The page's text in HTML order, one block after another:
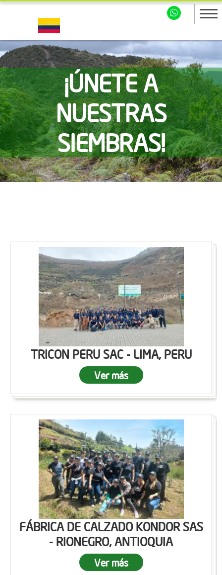
¡ÚNETE A
NUESTRAS
SIEMBRAS!
TRICON PERU SAC - LIMA, PERU
Ver más
FÁBRICA DE CALZADO KONDOR SAS
- RIONEGRO, ANTIOQUIA
Ver más